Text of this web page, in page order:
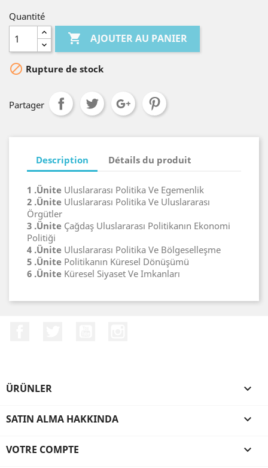
Quantité
 AJOUTER AU PANIER
 Rupture de stock
Partager
Description Détails du produit
1 .Ünite Uluslararası Politika Ve Egemenlik
2 .Ünite Uluslararası Politika Ve Uluslararası
Örgütler
3 .Ünite Çağdaş Uluslararası Politikanın Ekonomi
Politiği
4 .Ünite Uluslararası Politika Ve Bölgeselleşme
5 .Ünite Politikanın Küresel Dönüşümü
6 .Ünite Küresel Siyaset Ve Imkanları
ÜRÜNLER 
SATIN ALMA HAKKINDA 
VOTRE COMPTE 